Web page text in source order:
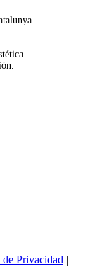
Privacidad |